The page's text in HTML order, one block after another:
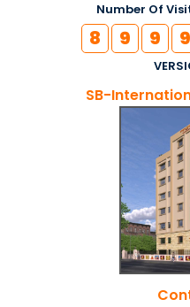
Number Of
8 9 9 9
SB-